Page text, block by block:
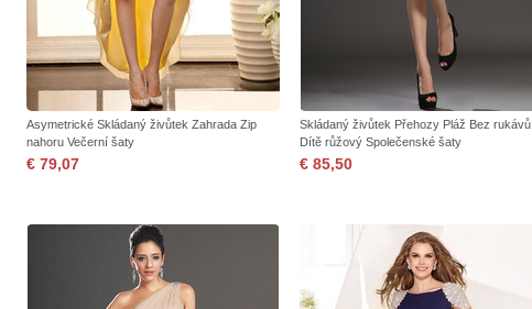
Asymetrické Skládaný živůtek Zahrada Zip
nahoru Večerní šaty
€ 79,07
Skládaný živůtek Přehozy Pláž Bez rukávů
Dítě růžový Společenské šaty
€ 85,50